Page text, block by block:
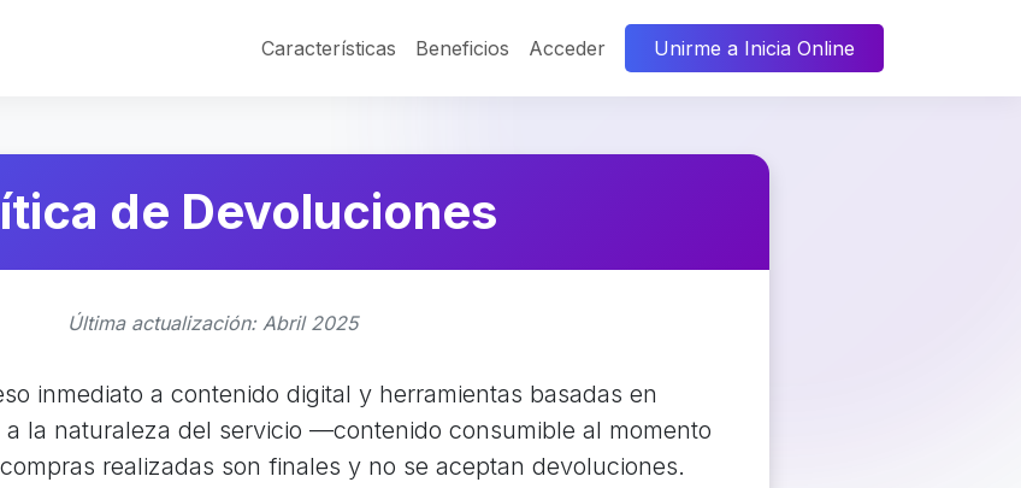
Características Beneficios Acceder Unirme a Inicia Online
de Devoluciones
Última actualización: Abril 2025
inmediato a contenido digital y herramientas basadas en
la naturaleza del servicio —contenido consumible al momento
realizadas son finales y no se aceptan devoluciones.